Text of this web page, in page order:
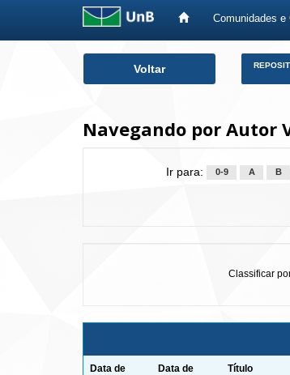
Comunidades e
Voltar
Navegando por Autor
Ir para: 0-9 A B
Classificar
Data de
Data de
Título